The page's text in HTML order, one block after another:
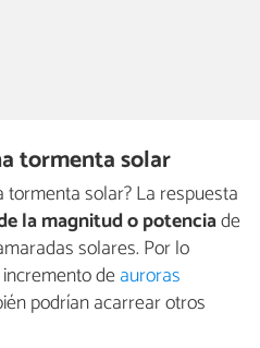
tormenta solar
solar? La respuesta
la magnitud o potenciade
solares. Por lo
deauroras
podrían acarrear otros